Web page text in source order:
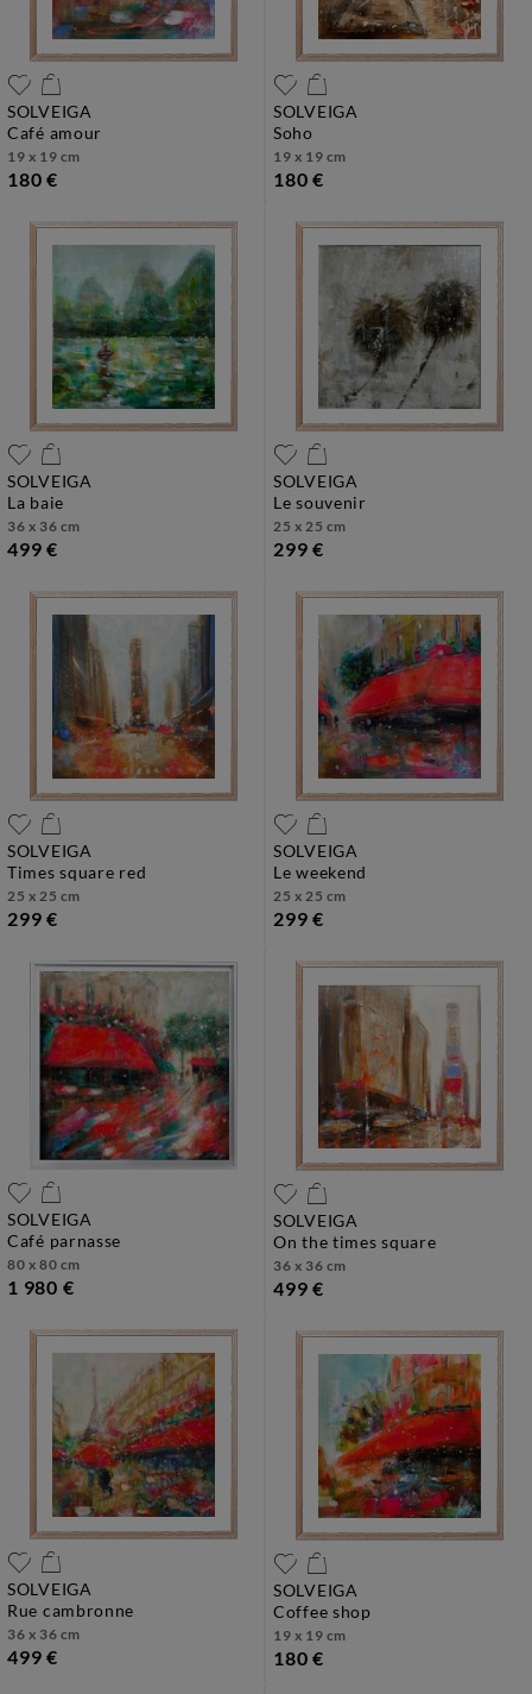
SOLVEIGA
café amour
19 x 19 cm
180 €
SOLVEIGA
soho
19 x 19 cm
180 €
SOLVEIGA
la baie
36 x 36 cm
499 €
SOLVEIGA
le souvenir
25 x 25 cm
299 €
SOLVEIGA
times square red
25 x 25 cm
299 €
SOLVEIGA
le weekend
25 x 25 cm
299 €
SOLVEIGA
café parnasse
80 x 80 cm
1 980 €
SOLVEIGA
on the times square
36 x 36 cm
499 €
SOLVEIGA
rue cambronne
36 x 36 cm
499 €
SOLVEIGA
coffee shop
19 x 19 cm
180 €